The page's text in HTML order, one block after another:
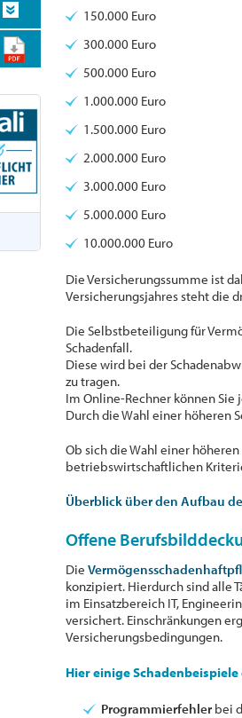
150.000 Euro
300.000 Euro
500.000 Euro
1.000.000 Euro
1.500.000 Euro
2.000.000 Euro
3.000.000 Euro
5.000.000 Euro
10.000.000 Euro
Die Versicherungssumme ist
Versicherungsjahres steht die
Die Selbstbeteiligung für
Schadenfall.
Diese wird bei der
zu tragen.
Im Online-Rechner können
Durch die Wahl einer höheren
Ob sich die Wahl einer
betriebswirtschaftlichen
Überblick über den Aufbau
Offene
Die
konzipiert. Hierdurch sind alle
im Einsatzbereich IT,
versichert. Einschränkungen
Versicherungsbedingungen.
Hier einige
Programmierfehler bei